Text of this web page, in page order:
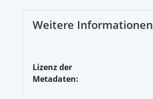
Weitere Informationen
Lizenz der
Metadaten: